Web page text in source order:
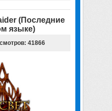
(Последние
языке)
41866